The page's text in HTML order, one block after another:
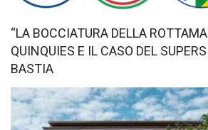
“LA BOCCIATURA DELLA
QUINQUIES E IL CASO DEL
BASTIA